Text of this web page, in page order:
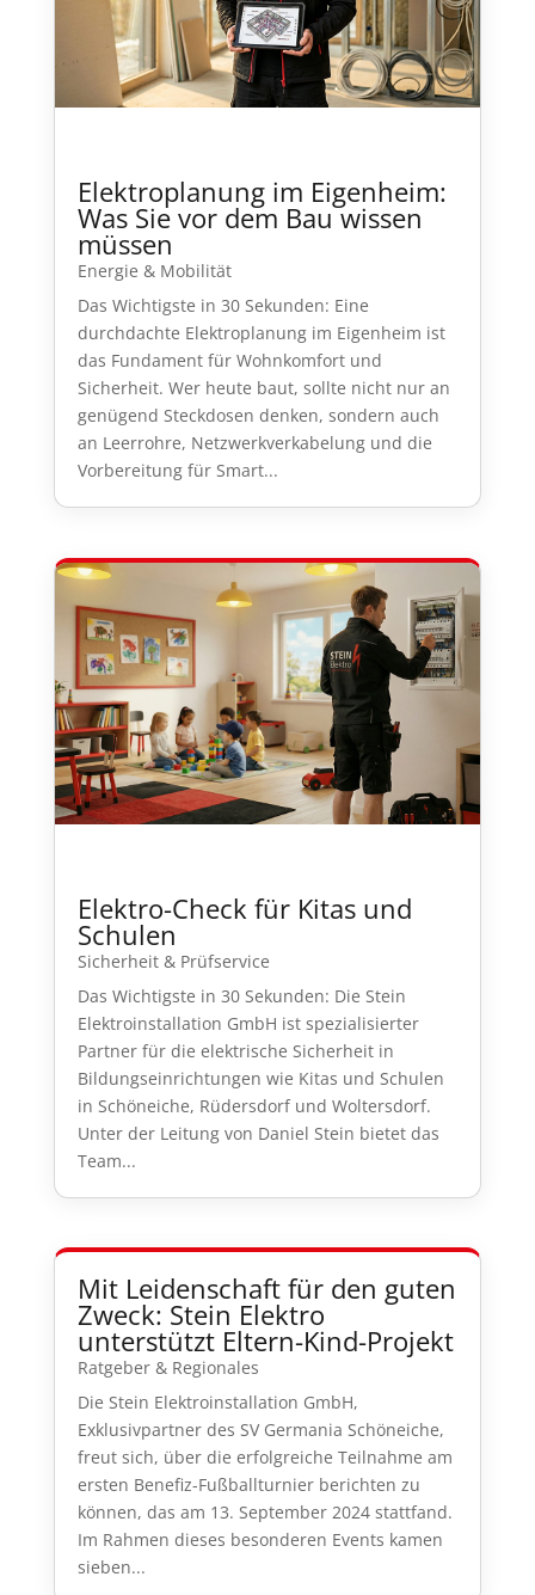
Elektroplanung im Eigenheim:
Was Sie vor dem Bau wissen
müssen
Energie & Mobilität
Das Wichtigste in 30 Sekunden: Eine
durchdachte Elektroplanung im Eigenheim ist
das Fundament für Wohnkomfort und
Sicherheit. Wer heute baut, sollte nicht nur an
genügend Steckdosen denken, sondern auch
an Leerrohre, Netzwerkverkabelung und die
Vorbereitung für Smart...
Elektro-Check für Kitas und
Schulen
Sicherheit & Prüfservice
Das Wichtigste in 30 Sekunden: Die Stein
Elektroinstallation GmbH ist spezialisierter
Partner für die elektrische Sicherheit in
Bildungseinrichtungen wie Kitas und Schulen
in Schöneiche, Rüdersdorf und Woltersdorf.
Unter der Leitung von Daniel Stein bietet das
Team...
Mit Leidenschaft für den guten
Zweck: Stein Elektro
unterstützt Eltern-Kind-Projekt
Ratgeber & Regionales
Die Stein Elektroinstallation GmbH,
Exklusivpartner des SV Germania Schöneiche,
freut sich, über die erfolgreiche Teilnahme am
ersten Benefiz-Fußballturnier berichten zu
können, das am 13. September 2024 stattfand.
Im Rahmen dieses besonderen Events kamen
sieben...